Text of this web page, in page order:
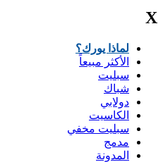
X
لماذا يورك؟
الأكثر مبيعاً
سبليت
شباك
دولابي
الكاسيت
سبليت مخفي
مدمج
المدونة